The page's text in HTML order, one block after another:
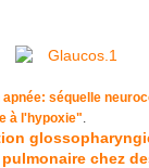
apnée: séquelle
à l'hypoxie"
chez